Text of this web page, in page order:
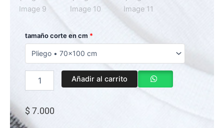
tamaño corte en cm *
Cartulina
Prisma
Nero
220
pliego
Añadir al carrito
$7.000